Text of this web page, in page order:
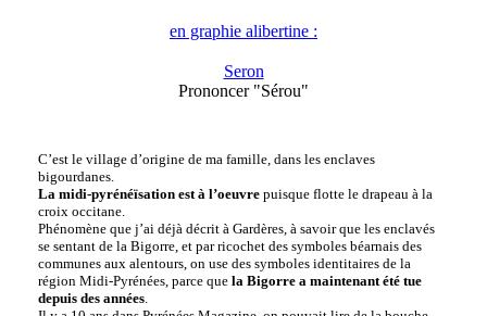
en graphie alibertine :
Seron
Prononcer "Sérou"
C’est le village d’origine de ma famille, dans les enclaves
bigourdanes.
La midi-pyrénéïsation est à l’oeuvrepuisque flotte le drapeau à la
croix occitane.
Phénomène que j’ai déjà décrit à Gardères, à savoir que les enclavés
se sentant de la Bigorre, et par ricochet des symboles béarnais des
communes aux alentours, on use des symboles identitaires de la
région Midi-Pyrénées, parce que la Bigorre a maintenant été tue
depuis des années.